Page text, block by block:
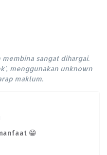
membina sangat dihargai.
menggunakan unknown
maklum.
😁